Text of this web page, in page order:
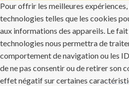
Pour offrir les meilleures expériences,
technologies telles que les cookies
aux informations des appareils. Le
technologies nous permettra de
comportement de navigation ou les
de ne pas consentir ou de retirer son
effet négatif sur certaines